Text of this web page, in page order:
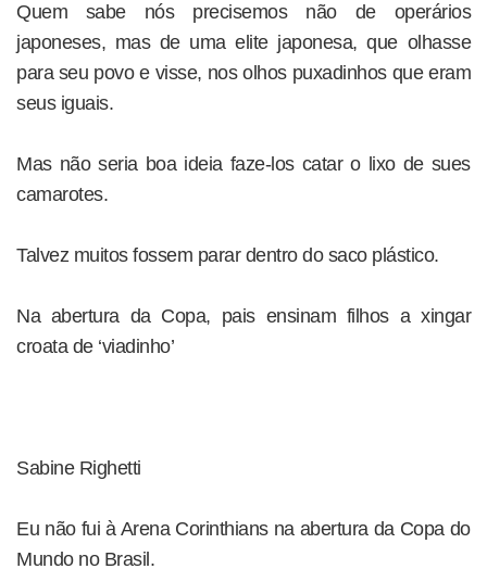
Quem sabe nós precisemos não de operários
japoneses, mas de uma elite japonesa, que olhasse
para seu povo e visse, nos olhos puxadinhos que eram
seus iguais.
Mas não seria boa ideia faze-los catar o lixo de sues
camarotes.
Talvez muitos fossem parar dentro do saco plástico.
Na abertura da Copa, pais ensinam filhos a xingar
croata de ‘viadinho’
Sabine Righetti
Eu não fui à Arena Corinthians na abertura da Copa do
Mundo no Brasil.